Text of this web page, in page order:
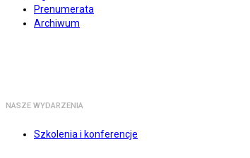
Prenumerata
Archiwum
NASZE WYDARZENIA
Szkolenia i konferencje